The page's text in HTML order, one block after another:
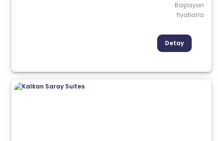
Başlayan
fiyatlarla
Detay